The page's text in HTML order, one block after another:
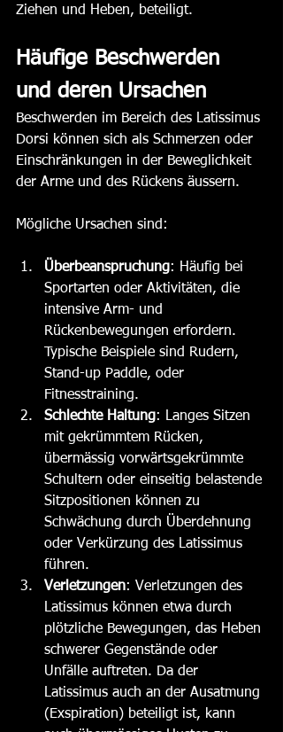
Ziehen und Heben, beteiligt.
Häufige Beschwerden
und deren Ursachen
Beschwerden im Bereich des Latissimus
Dorsi können sich als Schmerzen oder
Einschränkungen in der Beweglichkeit
der Arme und des Rückens äussern.
Mögliche Ursachen sind:
Überbeanspruchung: Häufig bei
Sportarten oder Aktivitäten, die
intensive Arm- und
Rückenbewegungen erfordern.
Typische Beispiele sind Rudern,
Stand-up Paddle, oder
Fitnesstraining.
Schlechte Haltung: Langes Sitzen
mit gekrümmtem Rücken,
übermässig vorwärtsgekrümmte
Schultern oder einseitig belastende
Sitzpositionen können zu
Schwächung durch Überdehnung
oder Verkürzung des Latissimus
führen.
Verletzungen: Verletzungen des
Latissimus können etwa durch
plötzliche Bewegungen, das Heben
schwerer Gegenstände oder
Unfälle auftreten. Da der
Latissimus auch an der Ausatmung
(Exspiration) beteiligt ist, kann